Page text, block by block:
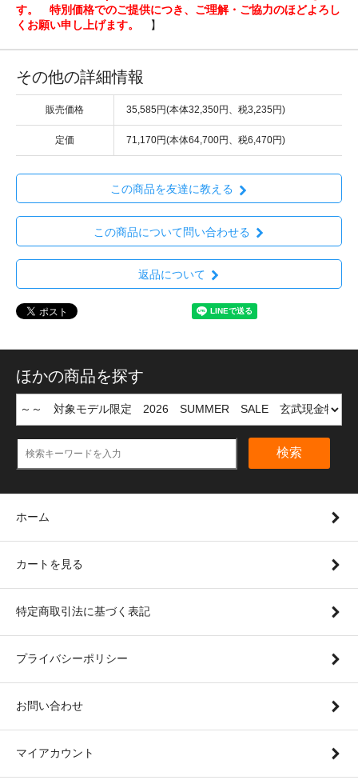
す。 特別価格でのご提供につき、ご理解・ご協力のほどよろし
くお願い申し上げます。
】
その他の詳細情報
販売価格 35,585円(本体32,350円、税3,235円)
定価 71,170円(本体64,700円、税6,470円)
この商品を友達に教える
この商品について問い合わせる
返品について
ほかの商品を探す
検索
ホーム
カートを見る
特定商取引法に基づく表記
プライバシーポリシー
お問い合わせ
マイアカウント